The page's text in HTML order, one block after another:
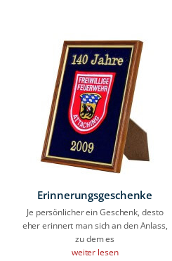
Erinnerungsgeschenke
Je persönlicher ein Geschenk, desto
eher erinnert man sich an den Anlass,
zu dem es
weiter lesen